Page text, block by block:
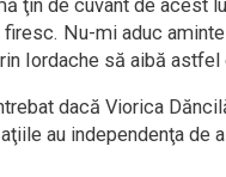
ţin de cuvânt de acest
Nu-mi aduc
Iordache să aibă astfel
dacă Viorica
au independenţa de